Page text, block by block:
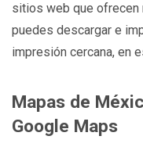
sitios web que ofrecen
puedes descargar e
impresión cercana, en
Mapas de
Google Maps